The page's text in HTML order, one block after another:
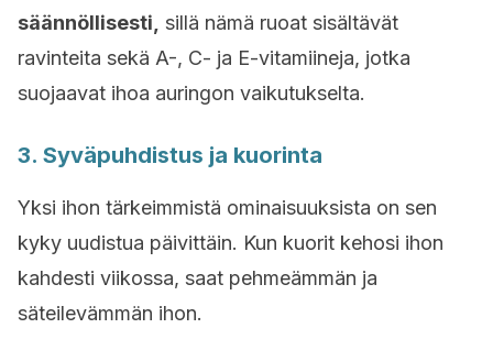
säännöllisesti, sillä nämä ruoat sisältävät
ravinteita sekä A-, C- ja E-vitamiineja, jotka
suojaavat ihoa auringon vaikutukselta.
3. Syväpuhdistus ja kuorinta
Yksi ihon tärkeimmistä ominaisuuksista on sen
kyky uudistua päivittäin. Kun kuorit kehosi ihon
kahdesti viikossa, saat pehmeämmän ja
säteilevämmän ihon.